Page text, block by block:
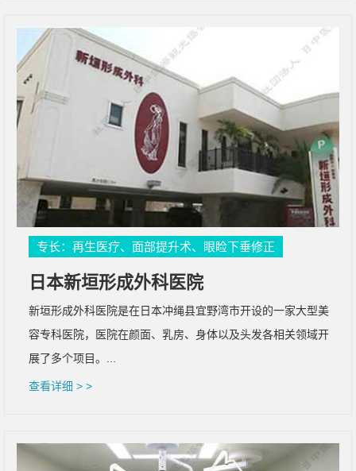
专长：再生医疗、面部提升术、眼睑下垂修正
日本新垣形成外科医院
新垣形成外科医院是在日本冲绳县宜野湾市开设的一家大型美
容专科医院，医院在颜面、乳房、身体以及头发各相关领域开
展了多个项目。...
查看详细 > >